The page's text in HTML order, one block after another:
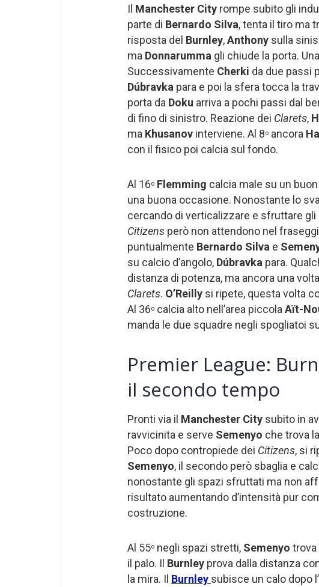
Il Manchester City rompe subito gli
parte di Bernardo Silva, tenta il tiro ma
risposta del Burnley,Anthony sulla
ma Donnarumma gli chiude la porta.
Successivamente Cherki da due passi
Dúbravka para e poi la sfera tocca la
porta da Doku arriva a pochi passi dal
di fino di sinistro. Reazione dei Clarets,
ma Khusanov interviene. Al 8o ancora
con il fisico poi calcia sul fondo.
Al 16o Flemming calcia male su un
una buona occasione. Nonostante lo
cercando di verticalizzare e sfruttare gli
Citizens però non attendono nel
puntualmente Bernardo Silva e
su calcio d’angolo, Dúbravka para.
distanza di potenza, ma ancora una
Clarets. O’Reilly si ripete, questa volta
Al 36o calcia alto nell’area piccola Aït-
manda le due squadre negli spogliatoi
Premier League:
il secondo tempo
Pronti via il Manchester City subito in
ravvicinita e serve Semenyo che trova
Poco dopo contropiede dei Citizens, si
Semenyo, il secondo però sbaglia e
nonostante gli spazi sfruttati ma non
risultato aumentando d’intensità pur
costruzione.
Al 55o negli spazi stretti, Semenyo trova
il palo. Il Burnley prova dalla distanza
la mira. Il Burnley subisce un calo dopo